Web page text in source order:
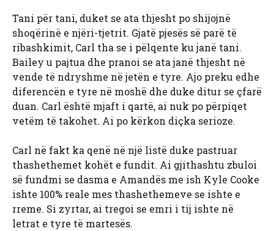
Tani për tani, duket se ata thjesht po shijojnë
shoqërinë e njëri-tjetrit. Gjatë pjesës së parë të
ribashkimit, Carl tha se i pëlqente ku janë tani.
Bailey u pajtua dhe pranoi se ata janë thjesht në
vende të ndryshme në jetën e tyre. Ajo preku edhe
diferencën e tyre në moshë dhe duke ditur se çfarë
duan. Carl është mjaft i qartë, ai nuk po përpiqet
vetëm të takohet. Ai po kërkon diçka serioze.
Carl në fakt ka qenë në një listë duke pastruar
thashethemet kohët e fundit. Ai gjithashtu zbuloi
së fundmi se dasma e Amandës me ish Kyle Cooke
ishte 100% reale mes thashethemeve se ishte e
rreme. Si zyrtar, ai tregoi se emri i tij ishte në
letrat e tyre të martesës.